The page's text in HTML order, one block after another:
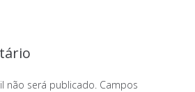
não será publicado. Campos